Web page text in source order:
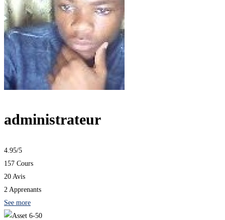
administrateur
4.95/5
157 Cours
20 Avis
2 Apprenants
See more